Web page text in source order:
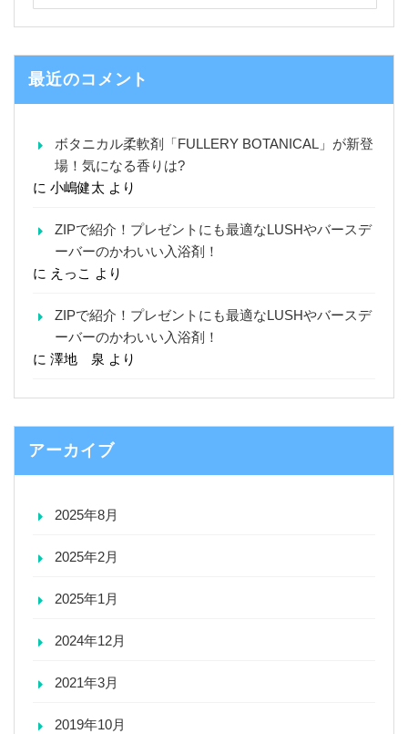
最近のコメント
ボタニカル柔軟剤「FULLERY BOTANICAL」が新登
場！気になる香りは?
に 小嶋健太 より
ZIPで紹介！プレゼントにも最適なLUSHやバースデ
ーバーのかわいい入浴剤！
に えっこ より
ZIPで紹介！プレゼントにも最適なLUSHやバースデ
ーバーのかわいい入浴剤！
に 澤地 泉 より
アーカイブ
2025年8月
2025年2月
2025年1月
2024年12月
2021年3月
2019年10月